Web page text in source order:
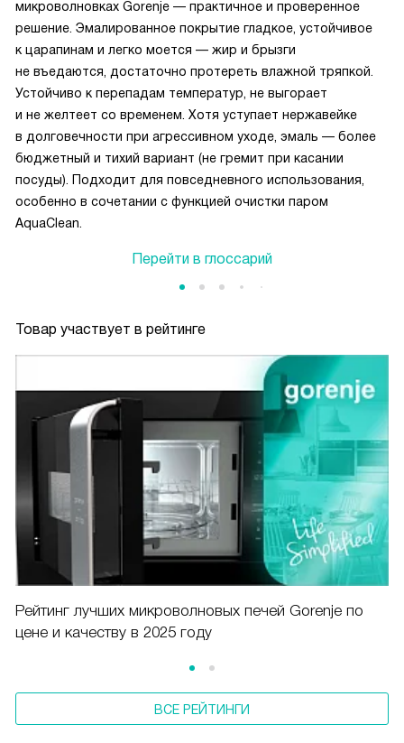
микроволновках Gorenje — практичное и проверенное
решение. Эмалированное покрытие гладкое, устойчивое
к царапинам и легко моется — жир и брызги
не въедаются, достаточно протереть влажной тряпкой.
Устойчиво к перепадам температур, не выгорает
и не желтеет со временем. Хотя уступает нержавейке
в долговечности при агрессивном уходе, эмаль — более
бюджетный и тихий вариант (не гремит при касании
посуды). Подходит для повседневного использования,
особенно в сочетании с функцией очистки паром
AquaClean.
Перейти в глоссарий
Товар участвует в рейтинге
Рейтинг лучших микроволновых печей Gorenje по
цене и качеству в 2025 году
ВСЕ РЕЙТИНГИ